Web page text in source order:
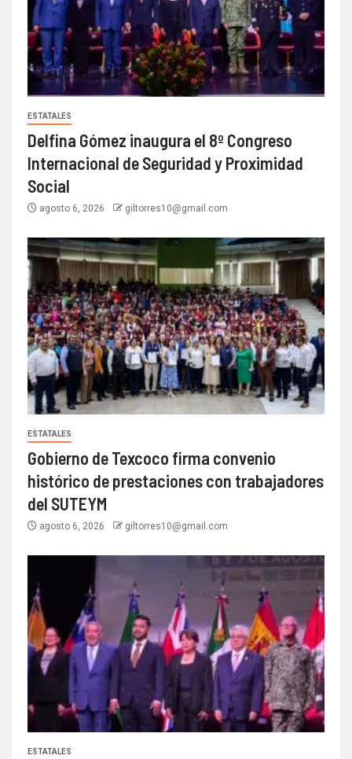
ESTATALES
Delfina Gómez inaugura el 8º Congreso
Internacional de Seguridad y Proximidad
Social
agosto 6, 2026 giltorres10@gmail.com
ESTATALES
Gobierno de Texcoco firma convenio
histórico de prestaciones con trabajadores
del SUTEYM
agosto 6, 2026 giltorres10@gmail.com
ESTATALES